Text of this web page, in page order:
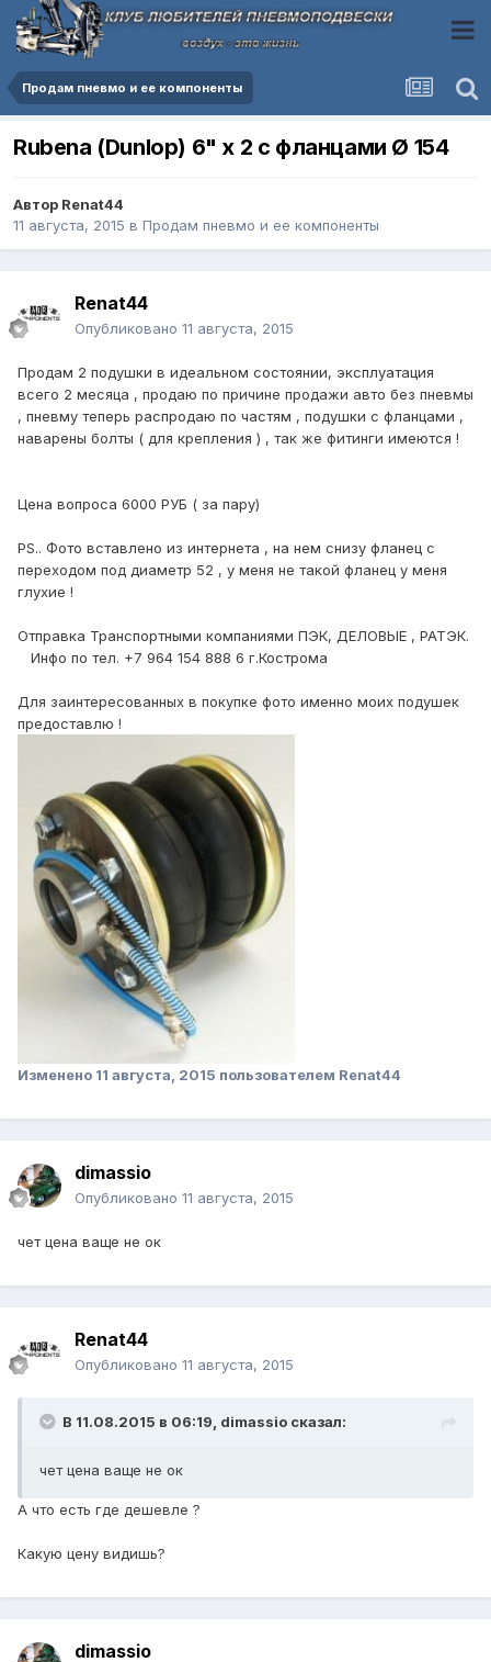
Продам пневмо и ее компоненты
Rubena (Dunlop) 6" х 2 с фланцами Ø 154
Автор Renat44
11 августа, 2015 в Продам пневмо и ее компоненты
Renat44
Опубликовано 11 августа, 2015
Продам 2 подушки в идеальном состоянии, эксплуатация
всего 2 месяца , продаю по причине продажи авто без пневмы
, пневму теперь распродаю по частям , подушки с фланцами ,
наварены болты ( для крепления ) , так же фитинги имеются !
Цена вопроса 6000 РУБ ( за пару)
PS.. Фото вставлено из интернета , на нем снизу фланец с
переходом под диаметр 52 , у меня не такой фланец у меня
глухие !
Отправка Транспортными компаниями ПЭК, ДЕЛОВЫЕ , РАТЭК.
Инфо по тел. +7 964 154 888 6 г.Кострома
Для заинтересованных в покупке фото именно моих подушек
предоставлю !
Изменено 11 августа, 2015 пользователем Renat44
dimassio
Опубликовано 11 августа, 2015
чет цена ваще не ок
Renat44
Опубликовано 11 августа, 2015
В 11.08.2015 в 06:19, dimassio сказал:
чет цена ваще не ок
А что есть где дешевле ?
Какую цену видишь?
dimassio